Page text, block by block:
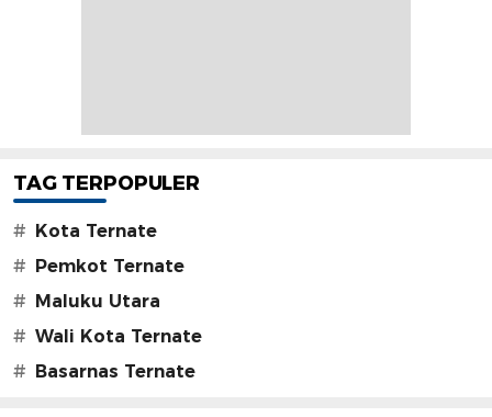
TAG TERPOPULER
# Kota Ternate
# Pemkot Ternate
# Maluku Utara
# Wali Kota Ternate
# Basarnas Ternate